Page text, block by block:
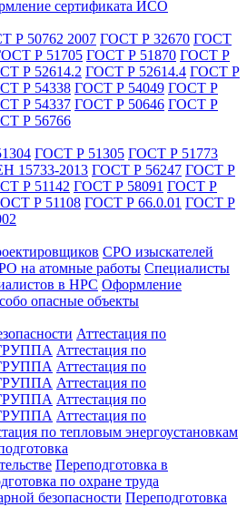
сертификата ИСО
Р 50762 2007 ГОСТ Р 32670 ГОСТ
Р 51705 ГОСТ Р 51870 ГОСТ Р
Р 52614.2 ГОСТ Р 52614.4 ГОСТ Р
Р 54338 ГОСТ Р 54049 ГОСТ Р
Р 54337 ГОСТ Р 50646 ГОСТ Р
Р 56766
ГОСТ Р 51305 ГОСТ Р 51773
15733-2013 ГОСТ Р 56247 ГОСТ Р
Р 51142 ГОСТ Р 58091 ГОСТ Р
Р 51108 ГОСТ Р 66.0.01 ГОСТ Р
СРО изыскателей
на атомные работы Специалисты
в НРС Оформление
опасные объекты
Аттестация по
ГРУППА Аттестация по
ГРУППА Аттестация по
ГРУППА Аттестация по
ГРУППА Аттестация по
ГРУППА Аттестация по
по тепловым энергоустановкам
Переподготовка в
по охране труда
безопасности Переподготовка